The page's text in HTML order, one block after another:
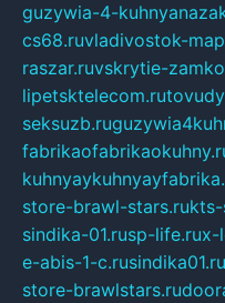
guzywia-4-
cs68.ruvladivostok-
raszar.ruvskrytie-
lipetsktelecom.ru
seksuzb.ru
store-brawl-stars.rukts-
sindika-01.rusp-life.rux-
e-abis-1-c.rusindika01.ru
store-brawlstars.ru